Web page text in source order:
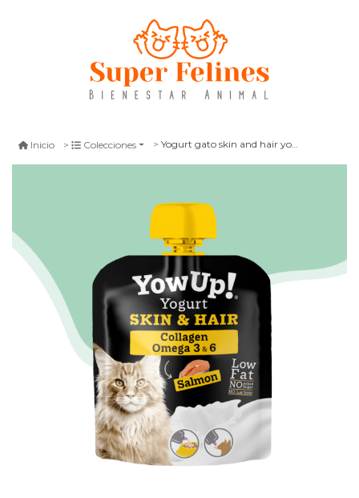
Inicio Colecciones Yogurt gato skin and hair yowup 85 gr